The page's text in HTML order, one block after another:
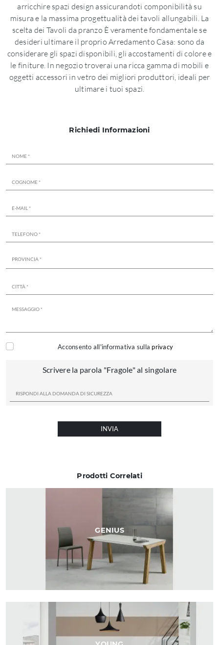
arricchire spazi design assicurandoti componibilità su
misura e la massima progettualità dei tavoli allungabili. La
scelta dei Tavoli da pranzo È veramente fondamentale se
desideri ultimare il proprio Arredamento Casa: sono da
considerare gli spazi disponibili, gli accostamenti di colore e
le finiture. In negozio troverai una ricca gamma di mobili e
oggetti accessori in vetro dei migliori produttori, ideali per
ultimare i tuoi spazi.
Prodotti Correlati
GENIUS
Richiedi Informazioni
Acconsento all'informativa sulla privacy
Scrivere la parola "Fragole" al singolare
INVIA